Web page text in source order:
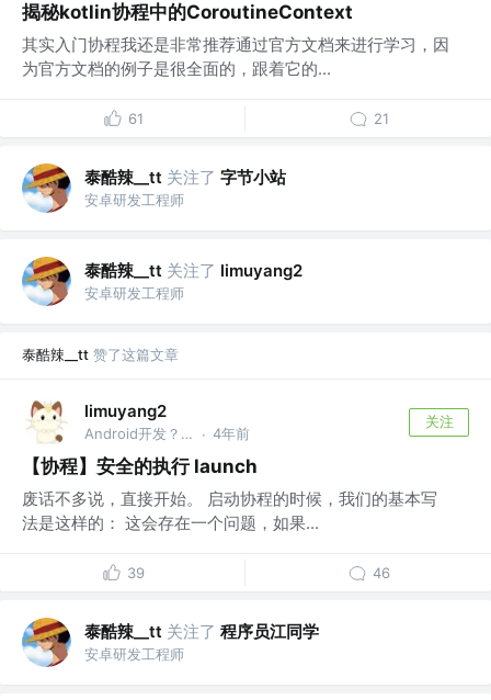
揭秘kotlin协程中的CoroutineContext
其实入门协程我还是非常推荐通过官方文档来进行学习，因
为官方文档的例子是很全面的，跟着它的...
61 21
泰酷辣__tt 关注了 字节小站
安卓研发工程师
泰酷辣__tt 关注了 limuyang2
安卓研发工程师
泰酷辣__tt 赞了这篇文章
limuyang2
Android开发？iOS开发？ @一个小公司 · 4年前
关注
【协程】安全的执行 launch
废话不多说，直接开始。 启动协程的时候，我们的基本写
法是这样的： 这会存在一个问题，如果...
39 46
泰酷辣__tt 关注了 程序员江同学
安卓研发工程师